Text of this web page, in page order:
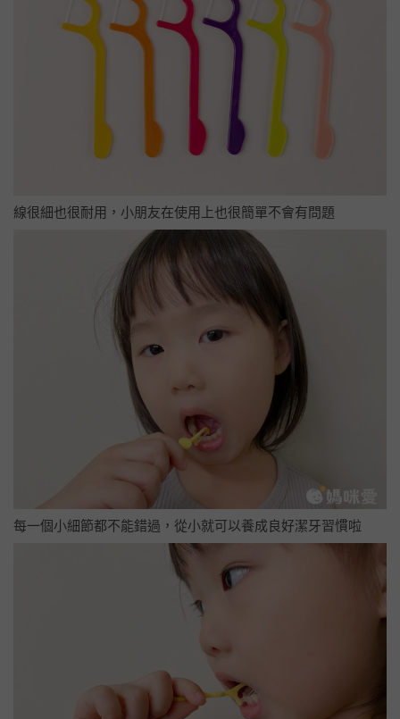
線很細也很耐用，小朋友在使用上也很簡單不會有問題
每一個小細節都不能錯過，從小就可以養成良好潔牙習慣啦